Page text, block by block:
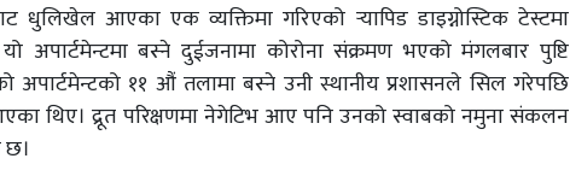
धुलिखेल आएका एक व्यक्तिमा गरिएको र्‍यापिड डाइग्नोस्टिक टेस्टमा
अपार्टमेन्टमा बस्ने दुईजनामा कोरोना संक्रमण भएको म‌ंगलबार पुष्टि
अपार्टमेन्टको ११ औं तलामा बस्ने उनी स्थानीय प्रशासनले सिल गरेपछि
थिए। द्रूत परिक्षणमा नेगेटिभ आए पनि उनको स्वाबको नमुना संकलन
छ।